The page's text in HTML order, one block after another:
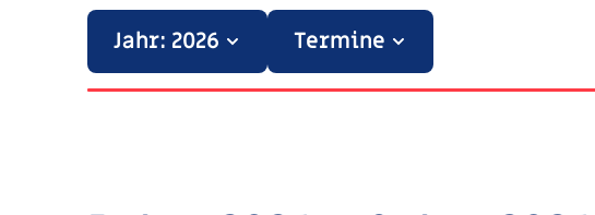
Jahr: 2026 Termine